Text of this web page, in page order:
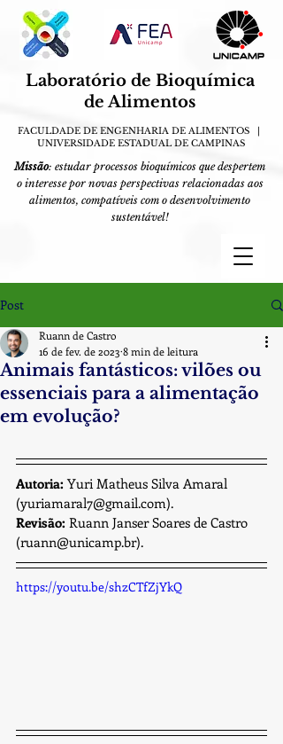
Laboratório de Bioquímica
deAlimentos
FACULDADE DE ENGENHARIA DE ALIMENTOS |
UNIVERSIDADE ESTADUAL DE CAMPINAS
Missão: estudar processos bioquímicos que despertem
o interesse por novas perspectivas relacionadas aos
alimentos, compatíveis com o desenvolvimento
sustentável!
Post
Animais fantásticos: vilões ou
essenciais para a alimentação
em evolução?
Ruann de Castro
16 de fev. de 2023 8 min de leitura
Autoria: Yuri Matheus Silva Amaral
(yuriamaral7@gmail.com).
Revisão: Ruann Janser Soares de Castro
(ruann@unicamp.br).
https://youtu.be/shzCTfZjYkQ